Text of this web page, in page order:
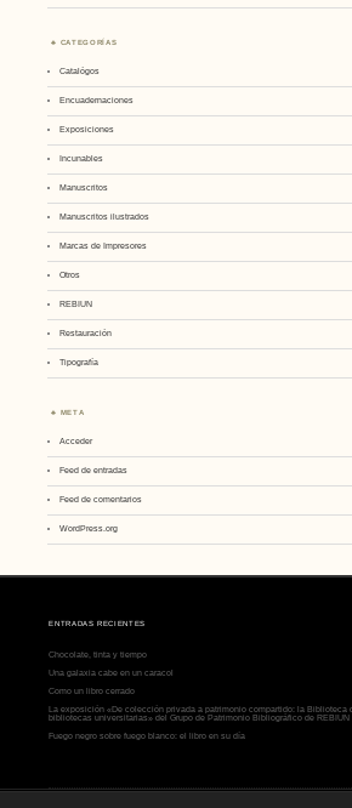
CATEGORÍAS
Catalógos
Encuadernaciones
Exposiciones
Incunables
Manuscritos
Manuscritos ilustrados
Marcas de Impresores
Otros
REBIUN
Restauración
Tipografía
META
Acceder
Feed de entradas
Feed de comentarios
WordPress.org
ENTRADAS RECIENTES
Chocolate, tinta y tiempo
Una galaxia cabe en un caracol
Como un libro cerrado
La exposición «De colección privada a patrimonio compartido: la Biblioteca
bibliotecas universitarias» del Grupo de Patrimonio Bibliográfico de REBIUN
Fuego negro sobre fuego blanco: el libro en su día